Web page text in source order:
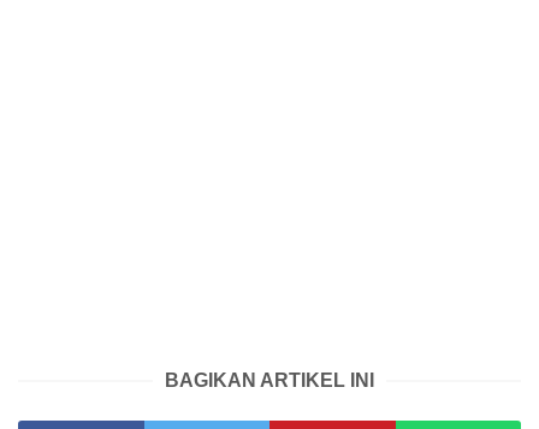
BAGIKAN ARTIKEL INI